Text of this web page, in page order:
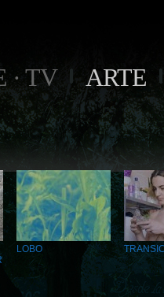
· TV ARTE
LOBO